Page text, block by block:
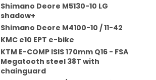
Shimano Deore M5130-10 LG
shadow+
Shimano Deore M4100-10 / 11-42
KMC e10 EPT e-bike
KTM E-COMP ISIS 170mm Q16 - FSA
Megatooth steel 38T with
chainguard